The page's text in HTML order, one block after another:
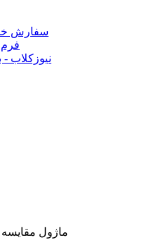
سفارش
فرم
نیوزکلاب -
ماژول